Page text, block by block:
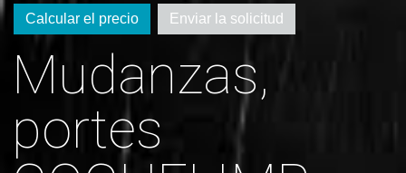
Calcular el precio Enviar la solicitud
Mudanzas,
portes